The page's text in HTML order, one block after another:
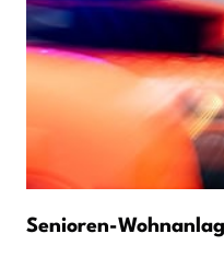
Senioren-